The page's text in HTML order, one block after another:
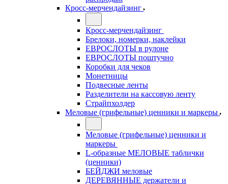
Кросс-мерчендайзинг
Кросс-мерчендайзинг
Брелоки, номерки, наклейки
ЕВРОСЛОТЫ в рулоне
ЕВРОСЛОТЫ поштучно
Коробки для чеков
Монетницы
Подвесные ленты
Разделители на кассовую ленту
Страйпхолдер
Меловые (грифельные) ценники и маркеры
Меловые (грифельные) ценники и
маркеры
L-образные МЕЛОВЫЕ таблички
(ценники)
БЕЙДЖИ меловые
ДЕРЕВЯННЫЕ держатели и